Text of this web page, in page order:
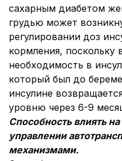
сахарным диабетом
грудью может
регулировании доз
кормления, поскольку
необходимость в
который был до
инсулине
уровню через 6-9
Способность влиять
управлении
механизмами.